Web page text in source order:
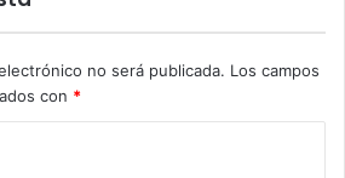
no será publicada. Los campos
con *